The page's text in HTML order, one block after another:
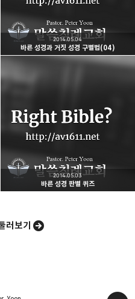
네이버 블로그
바른 성경과 거짓 성경 구별법(04)
2014.05.04
바른 성경 판별 퀴즈
2014.05.03
러보기